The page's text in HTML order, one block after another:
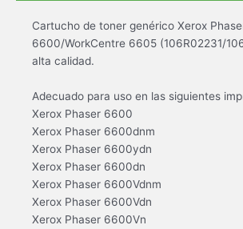
Cartucho de toner genérico Xerox
6600/WorkCentre 6605 (106R02231/
alta calidad.
Adecuado para uso en las siguientes
Xerox Phaser 6600
Xerox Phaser 6600dnm
Xerox Phaser 6600ydn
Xerox Phaser 6600dn
Xerox Phaser 6600Vdnm
Xerox Phaser 6600Vdn
Xerox Phaser 6600Vn